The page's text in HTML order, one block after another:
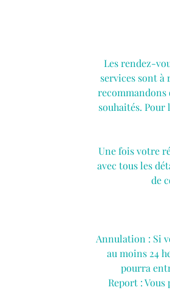
Les rendez-
services sont à
souhaités.
Une fois votre
avec tous les
de
Annulation : Si
au moins 24
pourra
Report :